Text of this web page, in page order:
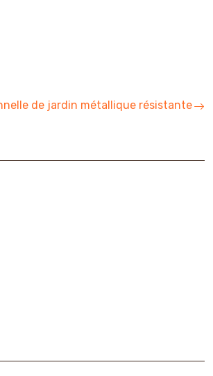
de jardin métallique résistante